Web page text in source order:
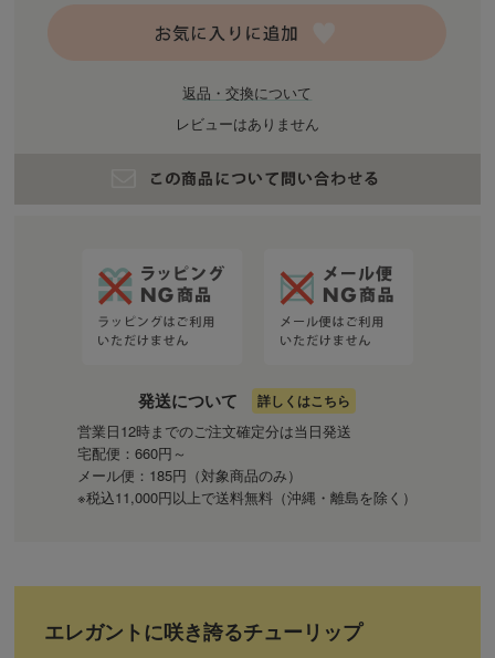
返品・交換について
レビューはありません
発送について 詳しくはこちら
営業日12時までのご注文確定分は当日発送
宅配便：660円～
メール便：185円（対象商品のみ）
※税込11,000円以上で送料無料（沖縄・離島を除く）
エレガントに咲き誇るチューリップ